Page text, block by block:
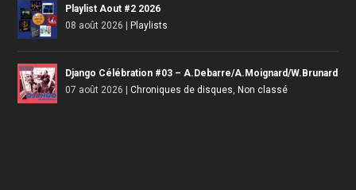
Playlist Aout #2 2026
08 août 2026
Playlists
Django Célébration #03 – A.Debarre/A.Moignard/W.Brunard
07 août 2026
|Chroniques de disques, Non classé